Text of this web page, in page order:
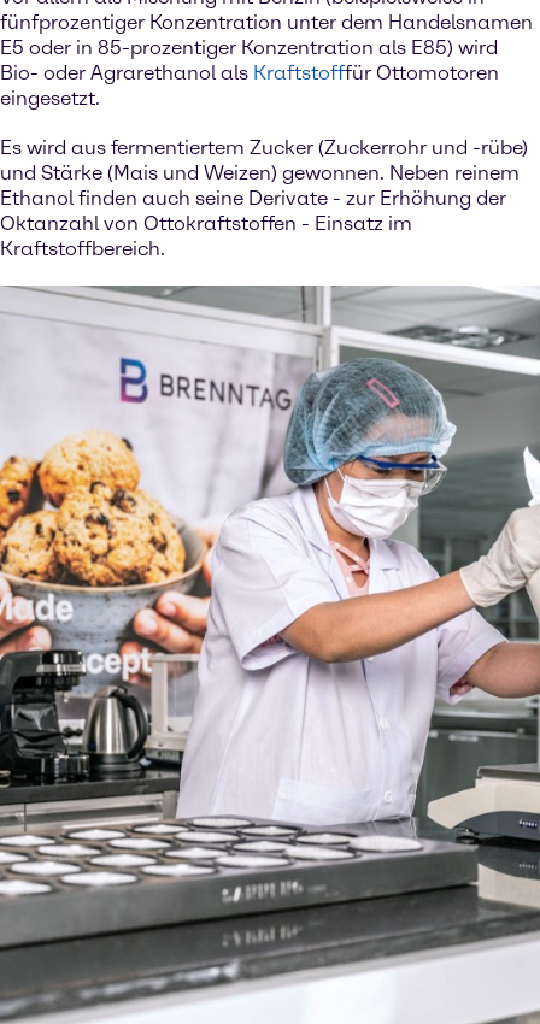
fünfprozentiger Konzentration unter dem Handelsnamen
E5 oder in 85-prozentiger Konzentration als E85) wird
Bio- oder Agrarethanol als Kraftstofffür Ottomotoren
eingesetzt.
Es wird aus fermentiertem Zucker (Zuckerrohr und -rübe)
und Stärke (Mais und Weizen) gewonnen. Neben reinem
Ethanol finden auch seine Derivate - zur Erhöhung der
Oktanzahl von Ottokraftstoffen - Einsatz im
Kraftstoffbereich.